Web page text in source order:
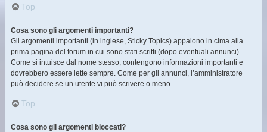
Top
Cosa sono gli argomenti importanti?
Gli argomenti importanti (in inglese, Sticky Topics) appaiono in cima alla
prima pagina del forum in cui sono stati scritti (dopo eventuali annunci).
Come si intuisce dal nome stesso, contengono informazioni importanti e
dovrebbero essere lette sempre. Come per gli annunci, l’amministratore
può decidere se un utente vi può scrivere o meno.
Top
Cosa sono gli argomenti bloccati?